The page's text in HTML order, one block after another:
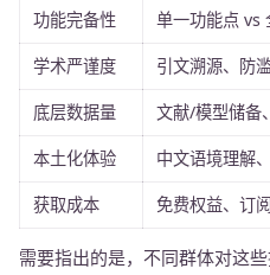
功能完备性 单一功能点 vs
学术严谨度 引文溯源、防
底层数据量 文献/模型储备
本土化体验 中文语境理解
获取成本 免费权益、订
需要指出的是，不同群体对这